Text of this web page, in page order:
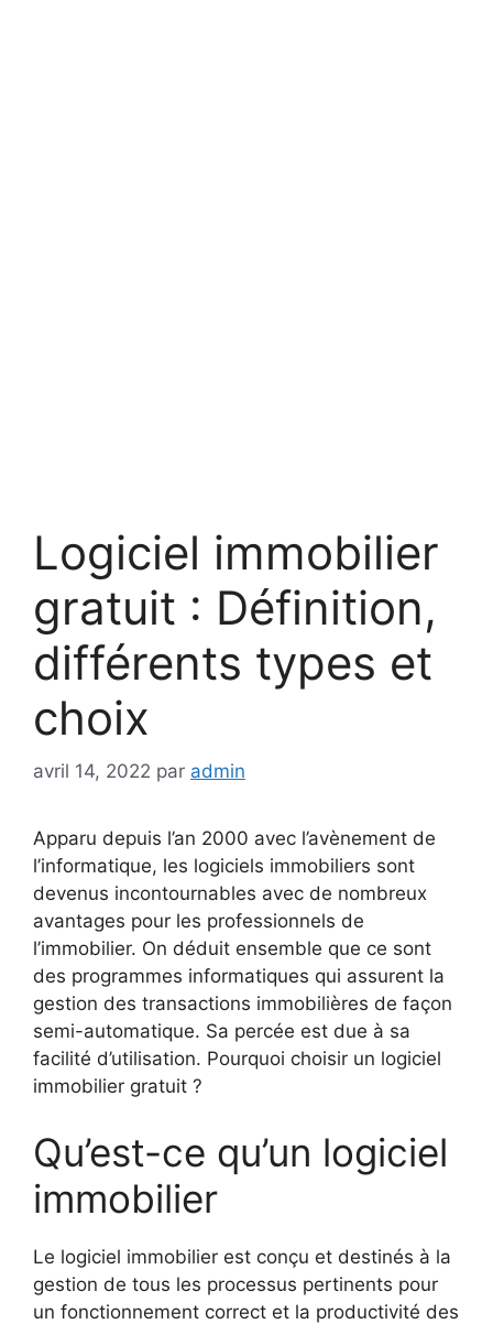
Logiciel immobilier
gratuit : Définition,
différents types et
choix
avril 14, 2022 par admin
Apparu depuis l’an 2000 avec l’avènement de
l’informatique, les logiciels immobiliers sont
devenus incontournables avec de nombreux
avantages pour les professionnels de
l’immobilier. On déduit ensemble que ce sont
des programmes informatiques qui assurent la
gestion des transactions immobilières de façon
semi-automatique. Sa percée est due à sa
facilité d’utilisation. Pourquoi choisir un logiciel
immobilier gratuit ?
Qu’est-ce qu’un logiciel
immobilier
Le logiciel immobilier est conçu et destinés à la
gestion de tous les processus pertinents pour
un fonctionnement correct et la productivité des